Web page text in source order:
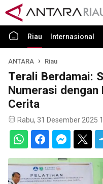
Riau Internasional
ANTARA Riau
Terali Berdamai:
Numerasi dengan
Cerita
Rabu, 31 Desember 2025